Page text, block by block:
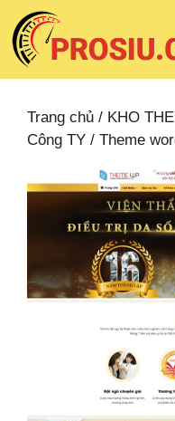
Chuyển
đến
nội
dung
Trang chủ / KHO
Công TY / Theme